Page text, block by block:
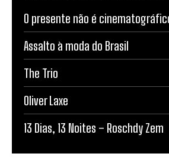
O presente não é
Assalto à moda do Brasil
The Trio
Oliver Laxe
13 Dias, 13 Noites – Roschdy Zem